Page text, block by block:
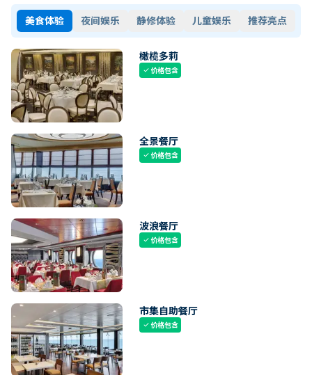
美食体验 夜间娱乐 静修体验 儿童娱乐 推荐亮点
橄榄多莉
check价格包含
全景餐厅
check价格包含
波浪餐厅
check价格包含
市集自助餐厅
check价格包含